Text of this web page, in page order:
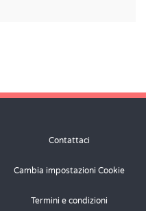
Contattaci
Cambia impostazioni Cookie
Termini e condizioni